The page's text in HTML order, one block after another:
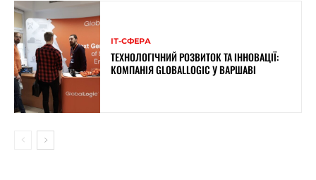
ІТ-СФЕРА
ТЕХНОЛОГІЧНИЙ РОЗВИТОК ТА ІННОВАЦІЇ:
КОМПАНІЯ GLOBALLOGIC У ВАРШАВІ